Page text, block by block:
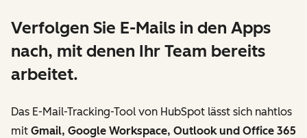
Verfolgen Sie E-Mails in den Apps
nach, mit denen Ihr Team bereits
arbeitet.
Das E-Mail-Tracking-Tool von HubSpot lässt sich nahtlos
mit Gmail, Google Workspace, Outlook und Office 365